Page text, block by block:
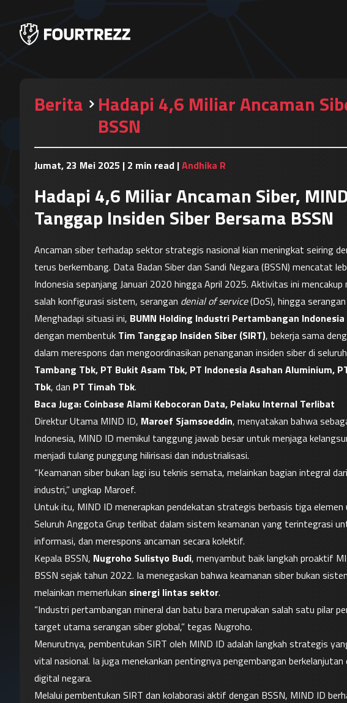
Berita Hadapi 4,6 Miliar Ancaman
BSSN
Jumat, 23 Mei 2025 | 2 min read |Andhika R
Hadapi 4,6 Miliar Ancaman Siber,
Tanggap Insiden Siber Bersama BSSN
Ancaman siber terhadap sektor strategis nasional kian meningkat seiring
terus berkembang. Data Badan Siber dan Sandi Negara (BSSN) mencatat
Indonesia sepanjang Januari 2020 hingga April 2025. Aktivitas ini
salah konfigurasi sistem, serangan denial of service (DoS), hingga
Menghadapi situasi ini, BUMN Holding Industri Pertambangan Indonesia
dengan membentuk Tim Tanggap Insiden Siber (SIRT), bekerja sama
dalam merespons dan mengoordinasikan penanganan insiden siber di
Tambang Tbk, PT Bukit Asam Tbk, PT Indonesia Asahan Aluminium,
Tbk, dan PT Timah Tbk.
Baca Juga: Coinbase Alami Kebocoran Data, Pelaku Internal Terlibat
Direktur Utama MIND ID, Maroef Sjamsoeddin, menyatakan bahwa
Indonesia, MIND ID memikul tanggung jawab besar untuk menjaga
menjadi tulang punggung hilirisasi dan industrialisasi.
“Keamanan siber bukan lagi isu teknis semata, melainkan bagian integral
industri,” ungkap Maroef.
Untuk itu, MIND ID menerapkan pendekatan strategis berbasis tiga elemen
Seluruh Anggota Grup terlibat dalam sistem keamanan yang terintegrasi
informasi, dan merespons ancaman secara kolektif.
Kepala BSSN, Nugroho Sulistyo Budi, menyambut baik langkah proaktif
BSSN sejak tahun 2022. Ia menegaskan bahwa keamanan siber bukan
melainkan memerlukan sinergi lintas sektor.
“Industri pertambangan mineral dan batu bara merupakan salah satu pilar
target utama serangan siber global,” tegas Nugroho.
Menurutnya, pembentukan SIRT oleh MIND ID adalah langkah strategis
vital nasional. Ia juga menekankan pentingnya pengembangan
digital negara.
Melalui pembentukan SIRT dan kolaborasi aktif dengan BSSN, MIND ID